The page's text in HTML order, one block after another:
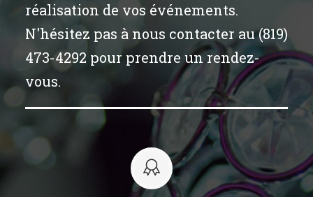
réalisation de vos événements.
N'hésitez pas à nous contacter au (819)
473-4292 pour prendre un rendez-
vous.